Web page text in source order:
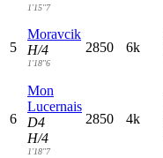
1'15"7
5
Moravcik
H/4
1'18"6
2850 6k
6
Mon
Lucernais
D4
H/4
1'18"7
2850 4k